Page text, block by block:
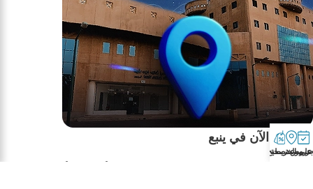
نخدمكم الآن في ينبع
موعد
على الخريطة
عروض تصحيح النظر